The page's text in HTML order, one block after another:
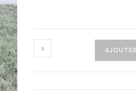
quantité
de